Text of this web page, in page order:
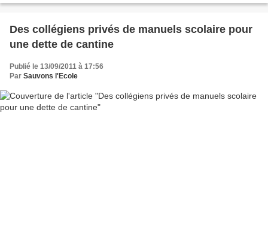
Des collégiens privés de manuels scolaire pour
une dette de cantine
Publié le 13/09/2011 à 17:56
Par Sauvons l'Ecole